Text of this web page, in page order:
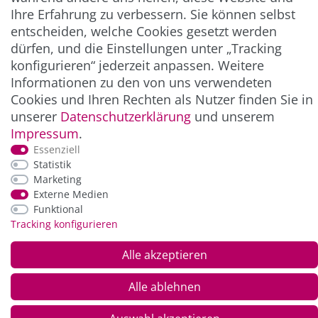
ZAHLUNG & VERSAND
*Alle Preise inkl. der gesetzl. MwSt. zzgl.
und Versandkosten
Ihre Erfahrung zu verbessern. Sie können selbst
entscheiden, welche Cookies gesetzt werden
dürfen, und die Einstellungen unter „Tracking
konfigurieren“ jederzeit anpassen. Weitere
Informationen zu den von uns verwendeten
Cookies und Ihren Rechten als Nutzer finden Sie in
unserer Daten­schutz­erklärung und unserem
Impressum.
Essenziell
Statistik
Marketing
Externe Medien
Funktional
Tracking konfigurieren
Alle akzeptieren
Alle ablehnen
© Copyright 2026 Alle Rechte vorbehalten. |webshop by